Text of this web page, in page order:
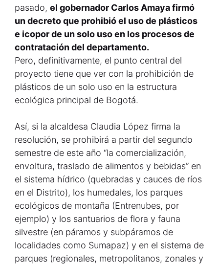
pasado, el gobernador Carlos Amaya firmó
un decreto que prohibió el uso de plásticos
e icopor de un solo uso en los procesos de
contratación del departamento.
Pero, definitivamente, el punto central del
proyecto tiene que ver con la prohibición de
plásticos de un solo uso en la estructura
ecológica principal de Bogotá.
Así, si la alcaldesa Claudia López firma la
resolución, se prohibirá a partir del segundo
semestre de este año “la comercialización,
envoltura, traslado de alimentos y bebidas” en
el sistema hídrico (quebradas y cauces de ríos
en el Distrito), los humedales, los parques
ecológicos de montaña (Entrenubes, por
ejemplo) y los santuarios de flora y fauna
silvestre (en páramos y subpáramos de
localidades como Sumapaz) y en el sistema de
parques (regionales, metropolitanos, zonales y